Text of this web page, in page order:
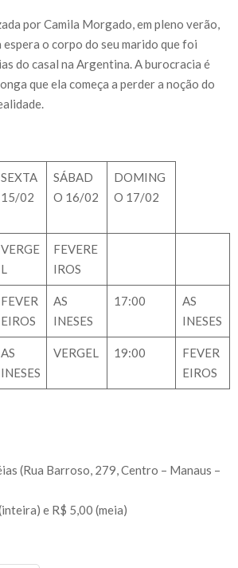
por Camila Morgado, em pleno verão,
o corpo do seu marido que foi
do casal na Argentina. A burocracia é
que ela começa a perder a noção do
SEXTA
15/02
SÁBAD
O 16/02
DOMING
O 17/02
VERGE
L
FEVERE
IROS
FEVER
EIROS
AS
INESES
17:00
AS
INESES
AS
INESES
VERGEL 19:00
FEVER
EIROS
(Rua Barroso, 279, Centro – Manaus –
e R$ 5,00 (meia)